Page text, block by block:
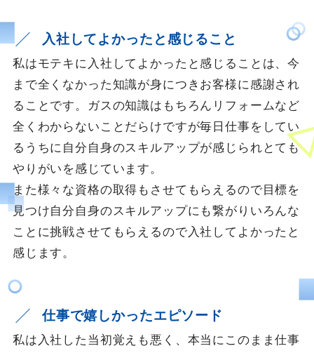
入社してよかったと感じること
私はモテキに入社してよかったと感じることは、今
まで全くなかった知識が身につきお客様に感謝され
ることです。ガスの知識はもちろんリフォームなど
全くわからないことだらけですが毎日仕事をしてい
るうちに自分自身のスキルアップが感じられとても
やりがいを感じています。
また様々な資格の取得もさせてもらえるので目標を
見つけ自分自身のスキルアップにも繋がりいろんな
ことに挑戦させてもらえるので入社してよかったと
感じます。
仕事で嬉しかったエピソード
私は入社した当初覚えも悪く、本当にこのまま仕事